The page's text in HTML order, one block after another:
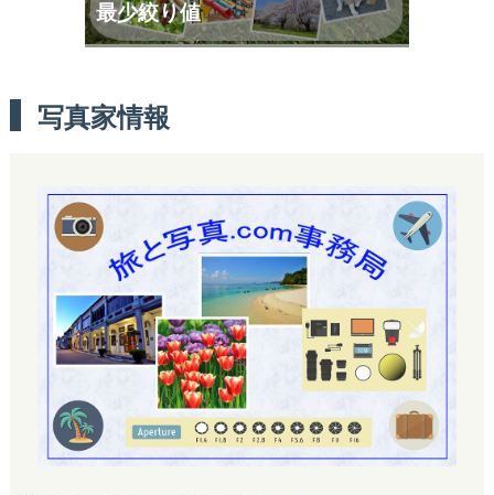
最少絞り値
写真家情報